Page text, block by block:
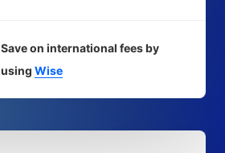
Save on international fees by
using Wise